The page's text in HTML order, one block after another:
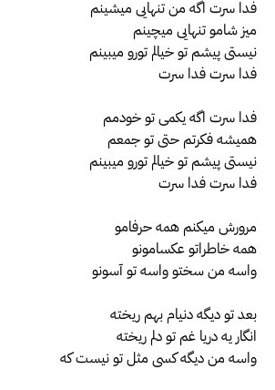
فدا سرت اگه من تنهایی میشینم
میز شامو تنهایی میچینم
نیستی پیشم تو خیالم تورو میبینم
فدا سرت فدا سرت
فدا سرت اگه یکمی تو خودمم
همیشه فکرتم حتی تو جمعم
نیستی پیشم تو خیالم تورو میبینم
فدا سرت فدا سرت
مرورش میکنم همه حرفامو
همه خاطراتو عکسامونو
واسه من سختو واسه تو آسونو
بعد تو دیگه دنیام بهم ریخته
انگار یه دریا غم تو دلم ریخته
واسه من دیگه کسی مثل تو نیست که